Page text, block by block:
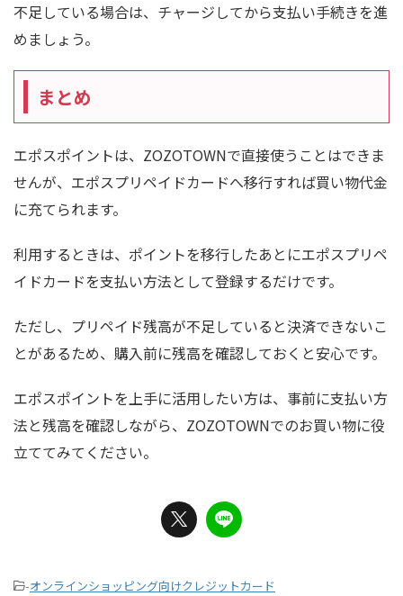
不足している場合は、チャージしてから支払い手続きを進
めましょう。
まとめ
エポスポイントは、ZOZOTOWNで直接使うことはできま
せんが、エポスプリペイドカードへ移行すれば買い物代金
に充てられます。
利用するときは、ポイントを移行したあとにエポスプリペ
イドカードを支払い方法として登録するだけです。
ただし、プリペイド残高が不足していると決済できないこ
とがあるため、購入前に残高を確認しておくと安心です。
エポスポイントを上手に活用したい方は、事前に支払い方
法と残高を確認しながら、ZOZOTOWNでのお買い物に役
立ててみてください。
-オンラインショッピング向けクレジットカード